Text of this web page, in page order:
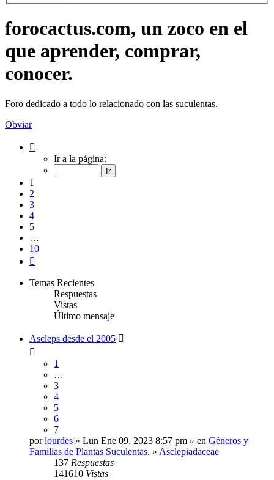
forocactus.com, un zoco en el
que aprender, comprar,
conocer.
Foro dedicado a todo lo relacionado con las suculentas.
Obviar
Ir a la página:
1
2
3
4
5
…
10
Temas Recientes
Respuestas
Vistas
Último mensaje
Ascleps desde el 2005
1
…
3
4
5
6
7
porlourdes » Lun Ene 09, 2023 8:57 pm » en Géneros y
Familias de Plantas Suculentas. » Asclepiadaceae
137 Respuestas
141610 Vistas